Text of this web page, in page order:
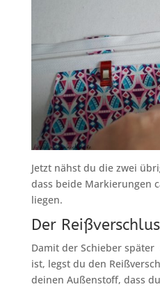
Jetzt nähst du die zwei
dass beide Markierungen
liegen.
Der
Damit der Schieber
ist, legst du den
deinen Außenstoff, dass